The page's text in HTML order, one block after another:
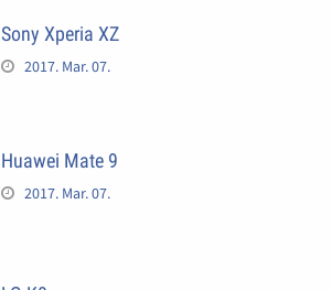
Sony Xperia XZ
2017. Mar. 07.
Huawei Mate 9
2017. Mar. 07.